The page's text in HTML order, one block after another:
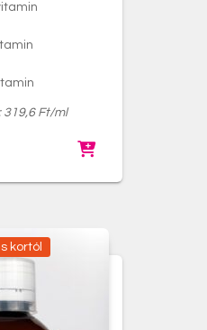
319,6 Ft/ml
kortól